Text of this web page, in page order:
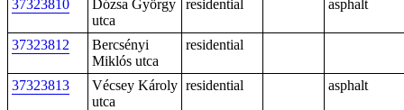
37323810
Dózsa György
utca
residential asphalt
37323812
Bercsényi
Miklós utca
residential
37323813
Vécsey Károly
utca
residential asphalt